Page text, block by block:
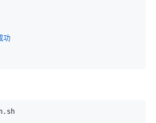
功
+x ~/run.sh